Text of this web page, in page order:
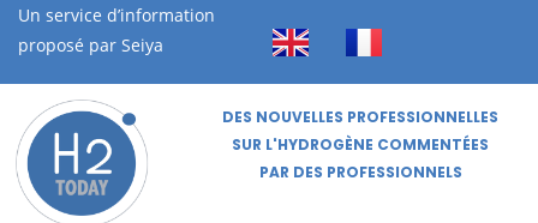
Un service d’information
proposé par Seiya
DES NOUVELLES PROFESSIONNELLES
SUR L'HYDROGÈNE COMMENTÉES
PAR DES PROFESSIONNELS